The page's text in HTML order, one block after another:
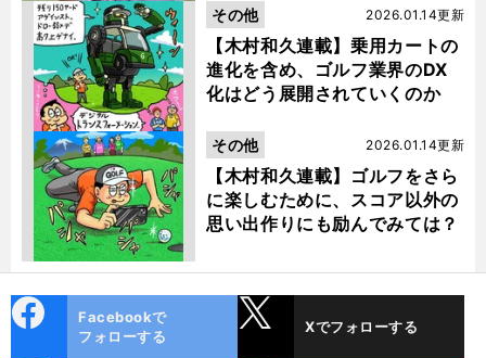
【木村和久連載】乗用カートの
進化を含め、ゴルフ業界のDX
化はどう展開されていくのか
2026.01.14更新
その他
【木村和久連載】ゴルフをさら
に楽しむために、スコア以外の
思い出作りにも励んでみては？
2026.01.14更新
その他
ok
Facebookで
フォローする
Xでフォローする